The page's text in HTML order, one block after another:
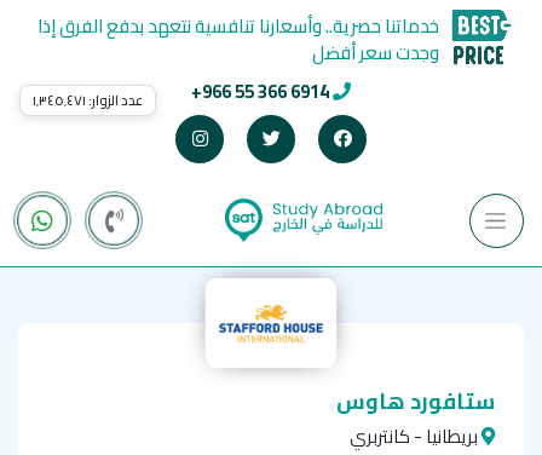
+966 55 366 6914
خدماتنا حصرية.. وأسعارنا تنافسية نتعهد بدفع الفرق إذا
وجدت سعر أفضل
عدد الزوار: ١٬٣٤٥٬٤٧١
ستافورد هاوس
بريطانيا - كانتربري